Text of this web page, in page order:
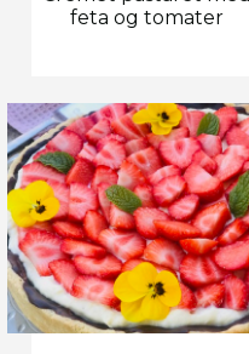
feta og tomater